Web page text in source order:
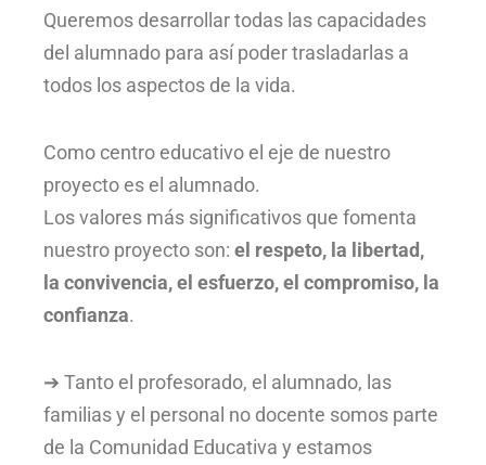
Queremos desarrollar todas las capacidades
del alumnado para así poder trasladarlas a
todos los aspectos de la vida.
Como centro educativo el eje de nuestro
proyecto es el alumnado.
Los valores más significativos que fomenta
nuestro proyecto son: el respeto, la libertad,
la convivencia, el esfuerzo, el compromiso, la
confianza.
➔ Tanto el profesorado, el alumnado, las
familias y el personal no docente somos parte
de la Comunidad Educativa y estamos